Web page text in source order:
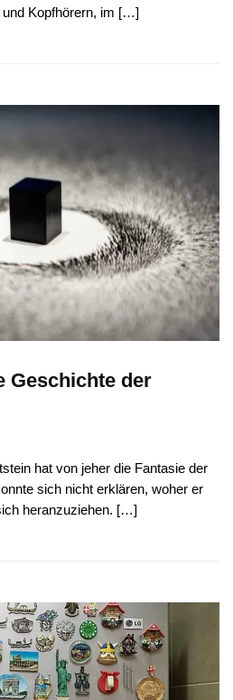
und Kopfhörern, im […]
Geschichte der
hat von jeher die Fantasie der
sich nicht erklären, woher er
heranzuziehen. […]